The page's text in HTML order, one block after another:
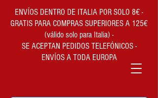
ENVÍOS DENTRO DE ITALIA POR SOLO 8€ -
GRATIS PARA COMPRAS SUPERIORES A 125€
(válido solo para Italia) -
SE ACEPTAN PEDIDOS TELEFÓNICOS -
ENVÍOS A TODA EUROPA